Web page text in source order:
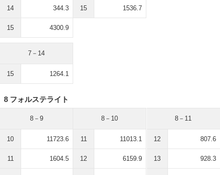
14 344.3
15 4300.9
15 1536.7
7－14
15 1264.1
8 フォルステライト
8－9
10 11723.6
11 1604.5
8－10
11 11013.1
12 6159.9
8－11
12 807.6
13 928.3